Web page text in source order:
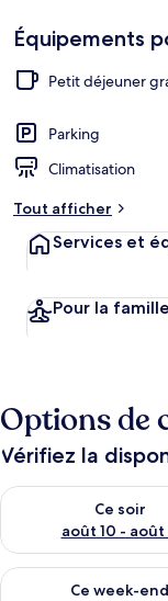
Équipements
Petit déjeuner
Parking
Climatisation
Tout afficher
Services et
Pour la famille
Options de
Vérifiez la
Ce soir
août 10 - août
Vérifier la
Ce week-end
Vérifier la